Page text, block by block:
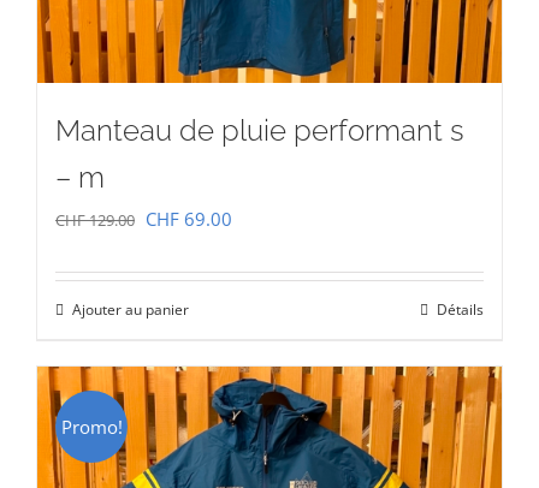
Manteau de pluie performant s
– m
CHF129.00 Le
initial
était :
CHF 129.00.
CHF 69.00
actuel
CHF 69.00.
Ajouter au panier Détails
Promo!